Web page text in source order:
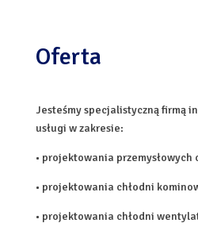
Oferta
Jesteśmy specjalistyczną firmą
usługi w zakresie:
• projektowania przemysłowych
• projektowania chłodni
• projektowania chłodni